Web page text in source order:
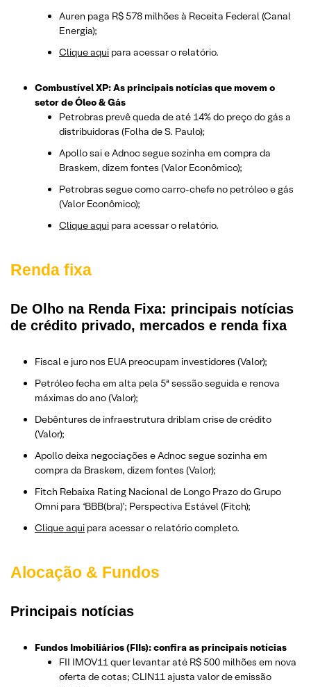
Auren paga R$ 578 milhões à Receita Federal (Canal
Energia);
Clique aqui para acessar o relatório.
Combustível XP: As principais notícias que movem o
setor de Óleo & Gás
Petrobras prevê queda de até 14% do preço do gás a
distribuidoras (Folha de S. Paulo);
Apollo sai e Adnoc segue sozinha em compra da
Braskem, dizem fontes (Valor Econômico);
Petrobras segue como carro-chefe no petróleo e gás
(Valor Econômico);
Clique aqui para acessar o relatório.
Renda fixa
De Olho na Renda Fixa: principais notícias
de crédito privado, mercados e renda fixa
Fiscal e juro nos EUA preocupam investidores (Valor);
Petróleo fecha em alta pela 5ª sessão seguida e renova
máximas do ano (Valor);
Debêntures de infraestrutura driblam crise de crédito
(Valor);
Apollo deixa negociações e Adnoc segue sozinha em
compra da Braskem, dizem fontes (Valor);
Fitch Rebaixa Rating Nacional de Longo Prazo do Grupo
Omni para ‘BBB(bra)’; Perspectiva Estável (Fitch);
Clique aqui para acessar o relatório completo.
Alocação & Fundos
Principais notícias
Fundos Imobiliários (FIIs): confira as principais notícias
FII IMOV11 quer levantar até R$ 500 milhões em nova
oferta de cotas; CLIN11 ajusta valor de emissão